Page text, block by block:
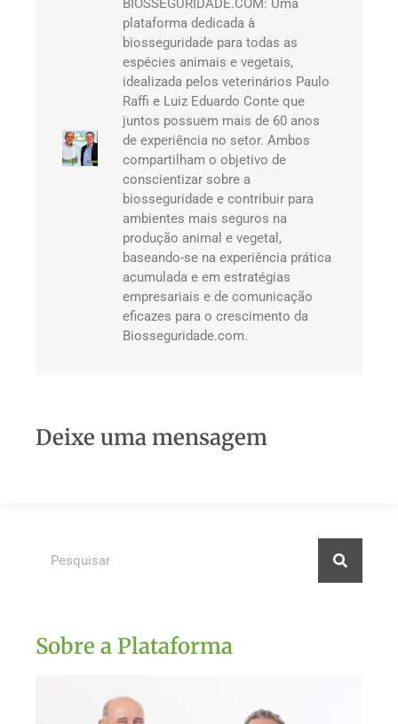
BIOSSEGURIDADE.COM: Uma
plataforma dedicada à
biosseguridade para todas as
espécies animais e vegetais,
idealizada pelos veterinários Paulo
Raffi e Luiz Eduardo Conte que
juntos possuem mais de 60 anos
de experiência no setor. Ambos
compartilham o objetivo de
conscientizar sobre a
biosseguridade e contribuir para
ambientes mais seguros na
produção animal e vegetal,
baseando-se na experiência prática
acumulada e em estratégias
empresariais e de comunicação
eficazes para o crescimento da
Biosseguridade.com.
Deixe uma mensagem
Sobre a Plataforma